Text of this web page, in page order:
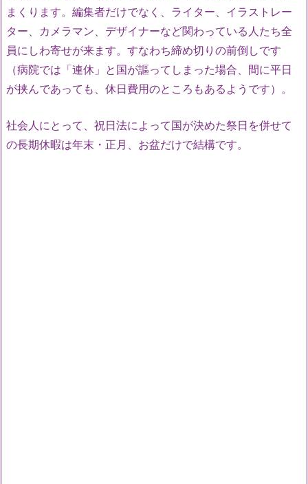
まくります。編集者だけでなく、ライター、イラストレー
ター、カメラマン、デザイナーなど関わっている人たち全
員にしわ寄せが来ます。すなわち締め切りの前倒しです
（病院では「連休」と国が謳ってしまった場合、間に平日
が挟んであっても、休日費用のところもあるようです）。
社会人にとって、祝日法によって国が決めた祭日を併せて
の長期休暇は年末・正月、お盆だけで結構です。